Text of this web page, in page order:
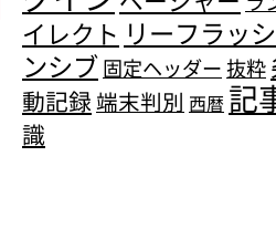
イレクト リーフラッ
ンシブ固定ヘッダー抜粋
動記録端末判別 西暦 記
識